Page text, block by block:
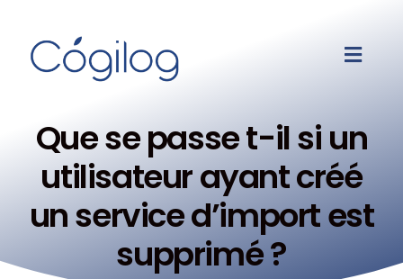
Que se passe t-il si un
utilisateur ayant créé
un service d’import est
supprimé ?